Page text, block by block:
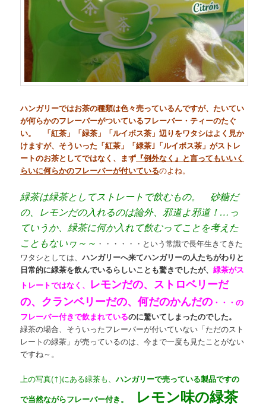
ハンガリーではお茶の種類は色々売っているんですが、たいてい
が何らかのフレーバーがついているフレーバー・ティーのたぐ
い。 「紅茶」「緑茶」「ルイボス茶」辺りをワタシはよく見か
けますが、そういった「紅茶」「緑茶｣「ルイボス茶」がストレ
ートのお茶としてではなく、まず 『例外なく』と言ってもいいく
らいに何らかのフレーバーが付いているのよね。
緑茶は緑茶としてストレートで飲むもの。 砂糖だ
の、レモンだの入れるのは論外、邪道よ邪道！…っ
ていうか、緑茶に何か入れて飲むってことを考えた
こともないヮ～～ ・・・・・・という常識で長年生きてきた
ワタシとしては、ハンガリーへ来てハンガリーの人たちがわりと
日常的に緑茶を飲んでいるらしいことも驚きでしたが、緑茶がス
トレートではなく、 レモンだの、ストロベリーだ
の、クランベリーだの、何だのかんだの ・・・の
フレーバー付きで飲まれているのに驚いてしまったのでした。
緑茶の場合、そういったフレーバーが付いていない「ただのスト
レートの緑茶」が売っているのは、今まで一度も見たことがない
ですね～。
上の写真(↑)にある緑茶も、ハンガリーで売っている製品ですの
で当然ながらフレーバー付き。
レモン味の緑茶